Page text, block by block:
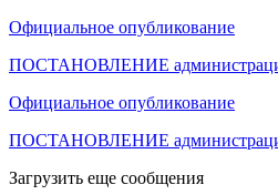
Официальное опубликование
ПОСТАНОВЛЕНИЕ администрации
Официальное опубликование
ПОСТАНОВЛЕНИЕ администрации
Загрузить еще сообщения